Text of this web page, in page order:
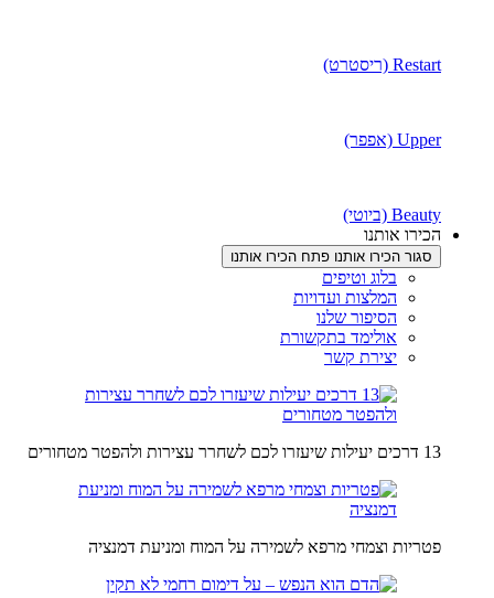
Restart (ריסטרט)
Upper (אפפר)
Beauty (ביוטי)
הכירו אותנו
סגור הכירו אותנו פתח הכירו אותנו
בלוג וטיפים
המלצות ועדויות
הסיפור שלנו
אולימד בתקשורת
יצירת קשר
13 דרכים יעילות שיעזרו לכם לשחרר עצירות ולהפטר מטחורים
פטריות וצמחי מרפא לשמירה על המוח ומניעת דמנציה